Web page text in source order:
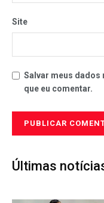
Site
Salvar meus dados
que eu comentar.
Últimas